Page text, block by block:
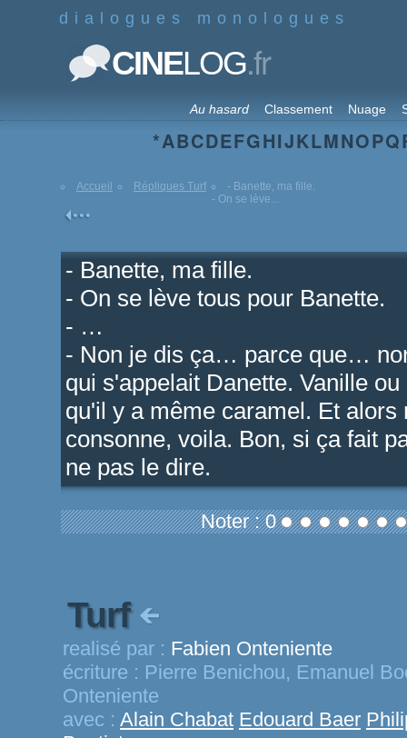
dialogues monologues
CINELOG.fr
Au hasard Classement Nuage
*ABCDEFGHIJKLMNOPQ
Accueil Répliques Turf
- Banette, ma fille.
- On se lève...
- Banette, ma fille.
- On se lève tous pour Banette.
- …
- Non je dis ça… parce que…
qui s'appelait Danette. Vanille
qu'il y a même caramel. Et
consonne, voila. Bon, si ça fait
ne pas le dire.
Noter : 0
Turf
realisé par : Fabien Onteniente
écriture : Pierre Benichou, Emanuel
Onteniente
avec : Alain Chabat Edouard Baer